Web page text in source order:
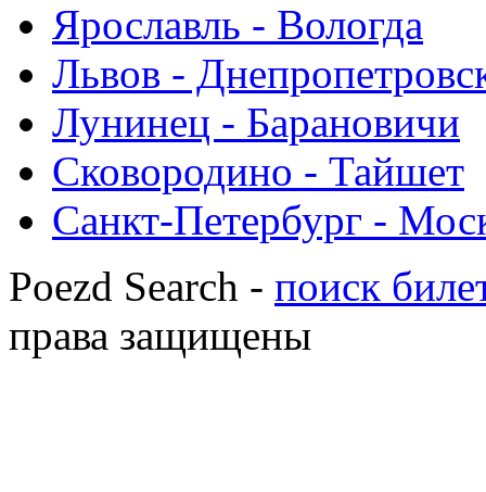
Ярославль - Вологда
Львов -
Лунинец - Барановичи
Сковородино - Тайшет
Санкт-Петербург -
Poezd Search - поиск
права защищены